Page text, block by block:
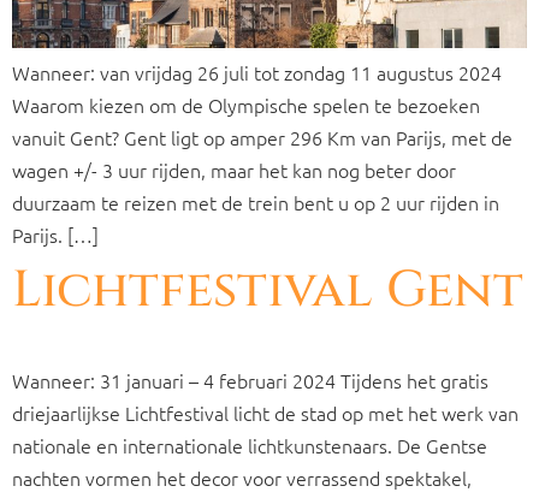
Wanneer: van vrijdag 26 juli tot zondag 11 augustus 2024
Waarom kiezen om de Olympische spelen te bezoeken
vanuit Gent? Gent ligt op amper 296 Km van Parijs, met de
wagen +/- 3 uur rijden, maar het kan nog beter door
duurzaam te reizen met de trein bent u op 2 uur rijden in
Parijs. […]
Lichtfestival Gent
Wanneer: 31 januari – 4 februari 2024 Tijdens het gratis
driejaarlijkse Lichtfestival licht de stad op met het werk van
nationale en internationale lichtkunstenaars. De Gentse
nachten vormen het decor voor verrassend spektakel,